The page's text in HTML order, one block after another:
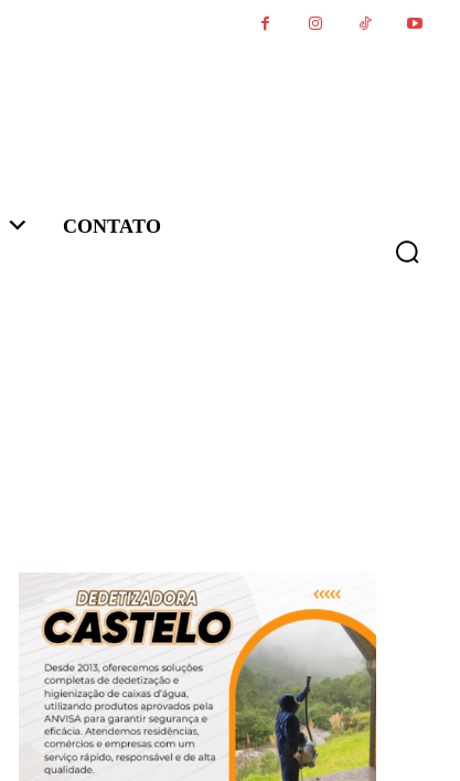
CONTATO